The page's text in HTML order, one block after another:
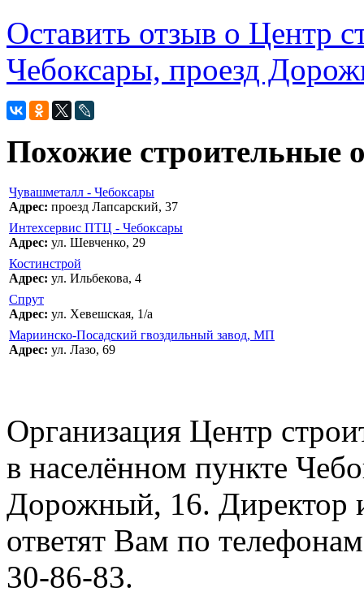
Оставить отзыв о Центр
Чебоксары, проезд
Похожие строительные
Чувашметалл - Чебоксары
Адрес: проезд Лапсарский, 37
Интехсервис ПТЦ - Чебоксары
Адрес: ул. Шевченко, 29
Костинстрой
Адрес: ул. Ильбекова, 4
Спрут
Адрес: ул. Хевешская, 1/а
Мариинско-Посадский гвоздильный завод, МП
Адрес: ул. Лазо, 69
Организация Центр
в населённом пункте
Дорожный, 16. Директор
ответят Вам по
30-86-83.